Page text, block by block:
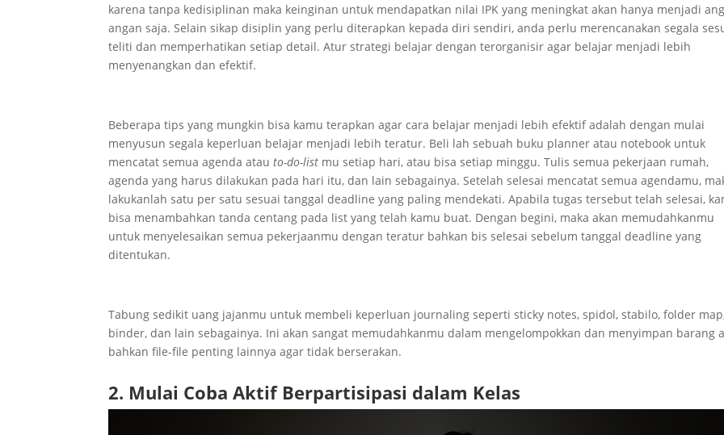
karena tanpa kedisiplinan maka keinginan untuk mendapatkan nilai IPK yang meningkat akan hanya menjadi
angan saja. Selain sikap disiplin yang perlu diterapkan kepada diri sendiri, anda perlu merencanakan segala
teliti dan memperhatikan setiap detail. Atur strategi belajar dengan terorganisir agar belajar menjadi lebih
menyenangkan dan efektif.
Beberapa tips yang mungkin bisa kamu terapkan agar cara belajar menjadi lebih efektif adalah dengan mulai
menyusun segala keperluan belajar menjadi lebih teratur. Beli lah sebuah buku planner atau notebook untuk
mencatat semua agenda atauto-do-list mu setiap hari, atau bisa setiap minggu. Tulis semua pekerjaan rumah,
agenda yang harus dilakukan pada hari itu, dan lain sebagainya. Setelah selesai mencatat semua agendamu,
lakukanlah satu per satu sesuai tanggal deadline yang paling mendekati. Apabila tugas tersebut telah selesai,
bisa menambahkan tanda centang pada list yang telah kamu buat. Dengan begini, maka akan memudahkanmu
untuk menyelesaikan semua pekerjaanmu dengan teratur bahkan bis selesai sebelum tanggal deadline yang
ditentukan.
Tabung sedikit uang jajanmu untuk membeli keperluan journaling seperti sticky notes, spidol, stabilo, folder
binder, dan lain sebagainya. Ini akan sangat memudahkanmu dalam mengelompokkan dan menyimpan barang
bahkan file-file penting lainnya agar tidak berserakan.
2. Mulai Coba Aktif Berpartisipasi dalam Kelas